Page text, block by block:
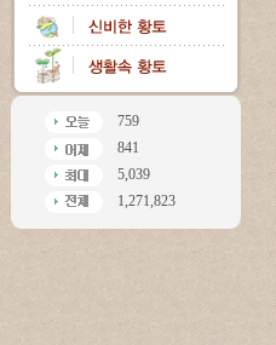
759
841
5,039
1,271,823